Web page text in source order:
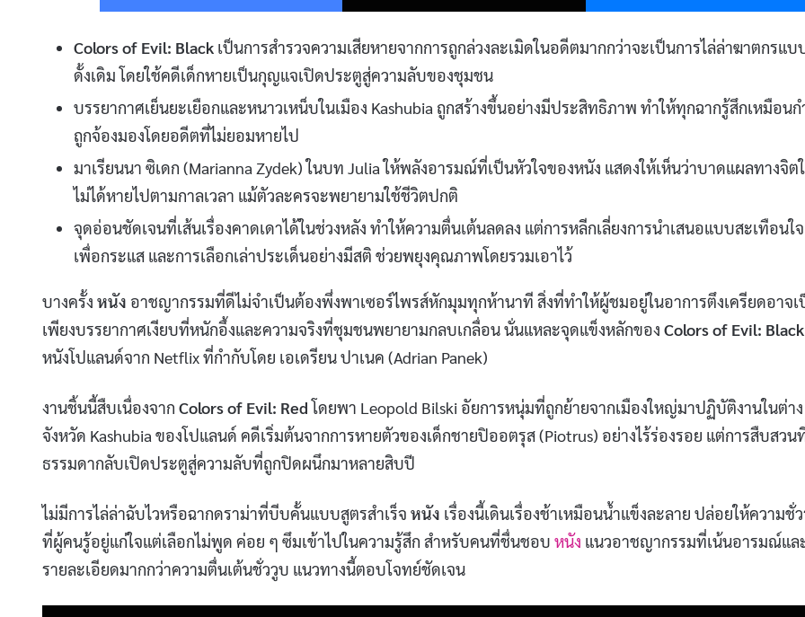
Colors of Evil: Black เป็นการสำรวจความเสียหายจากการถูกล่วงละเมิดในอดีตมากกว่าจะเป็นการไล่ล่าฆาตกรแบ
ดั้งเดิม โดยใช้คดีเด็กหายเป็นกุญแจเปิดประตูสู่ความลับของชุมชน
บรรยากาศเย็นยะเยือกและหนาวเหน็บในเมือง Kashubia ถูกสร้างขึ้นอย่างมีประสิทธิภาพ ทำให้ทุกฉากรู้สึกเหมือนก
ถูกจ้องมองโดยอดีตที่ไม่ยอมหายไป
มาเรียนนา ซิเดก (Marianna Zydek) ในบท Julia ให้พลังอารมณ์ที่เป็นหัวใจของหนัง แสดงให้เห็นว่าบาดแผลทางจิต
ไม่ได้หายไปตามกาลเวลา แม้ตัวละครจะพยายามใช้ชีวิตปกติ
จุดอ่อนชัดเจนที่เส้นเรื่องคาดเดาได้ในช่วงหลัง ทำให้ความตื่นเต้นลดลง แต่การหลีกเลี่ยงการนำเสนอแบบสะเทือนใจ
เพื่อกระแส และการเลือกเล่าประเด็นอย่างมีสติ ช่วยพยุงคุณภาพโดยรวมเอาไว้
บางครั้ง หนัง อาชญากรรมที่ดีไม่จำเป็นต้องพึ่งพาเซอร์ไพรส์หักมุมทุกห้านาที สิ่งที่ทำให้ผู้ชมอยู่ในอาการตึงเครียดอาจ
เพียงบรรยากาศเงียบที่หนักอึ้งและความจริงที่ชุมชนพยายามกลบเกลื่อน นั่นแหละจุดแข็งหลักของ Colors of Evil: Black
หนังโปแลนด์จาก Netflix ที่กำกับโดย เอเดรียน ปาเนค (Adrian Panek)
งานชิ้นนี้สืบเนื่องจาก Colors of Evil: Redโดยพา Leopold Bilski อัยการหนุ่มที่ถูกย้ายจากเมืองใหญ่มาปฏิบัติงานในต่าง
จังหวัด Kashubia ของโปแลนด์ คดีเริ่มต้นจากการหายตัวของเด็กชายปิออตรุส (Piotrus) อย่างไร้ร่องรอย แต่การสืบสวน
ธรรมดากลับเปิดประตูสู่ความลับที่ถูกปิดผนึกมาหลายสิบปี
ไม่มีการไล่ล่าฉับไวหรือฉากดราม่าที่บีบคั้นแบบสูตรสำเร็จ หนัง เรื่องนี้เดินเรื่องช้าเหมือนน้ำแข็งละลาย ปล่อยให้ความชั่
ที่ผู้คนรู้อยู่แก่ใจแต่เลือกไม่พูด ค่อย ๆ ซึมเข้าไปในความรู้สึก สำหรับคนที่ชื่นชอบ หนัง แนวอาชญากรรมที่เน้นอารมณ์แล
รายละเอียดมากกว่าความตื่นเต้นชั่ววูบ แนวทางนี้ตอบโจทย์ชัดเจน